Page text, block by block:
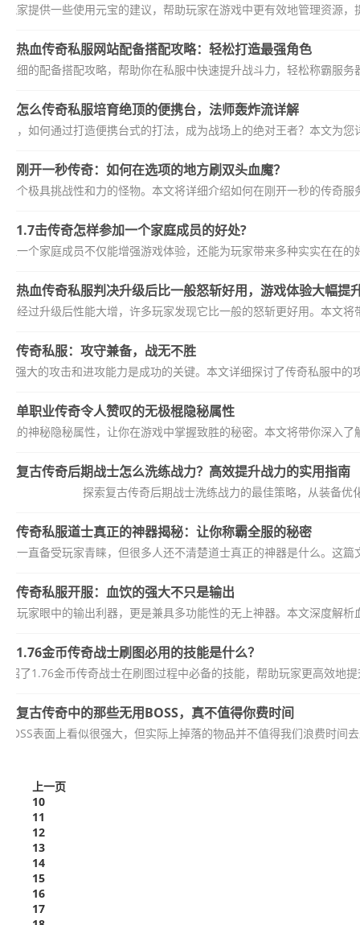
玩家提供一些使用元宝的建议，帮助玩家在游戏中更有效地管理资源
热血传奇私服网站配备搭配攻略：轻松打造最强角色
细的配备搭配攻略，帮助你在私服中快速提升战斗力，轻松称霸服
怎么传奇私服培育绝顶的便携台，法师轰炸流详解
，如何通过打造便携台式的打法，成为战场上的绝对王者？本文为
刚开一秒传奇：如何在选项的地方刷双头血魔？
一个极具挑战性和力的怪物。本文将详细介绍如何在刚开一秒的传奇
1.7击传奇怎样参加一个家庭成员的好处?
入一个家庭成员不仅能增强游戏体验，还能为玩家带来多种实实在在
热血传奇私服判决升级后比一般怒斩好用，游戏体验大幅提
经过升级后性能大增，许多玩家发现它比一般的怒斩更好用。本文
传奇私服：攻守兼备，战无不胜
强大的攻击和进攻能力是成功的关键。本文详细探讨了传奇私服中
单职业传奇令人赞叹的无极棍隐秘属性
棍的神秘隐秘属性，让你在游戏中掌握致胜的秘密。本文将带你深入
复古传奇后期战士怎么洗练战力？高效提升战力的实用指南
探索复古传奇后期战士洗练战力的最佳策略，从装备
传奇私服道士真正的神器揭秘：让你称霸全服的秘密
一直备受玩家青睐，但很多人还不清楚道士真正的神器是什么。这
传奇私服开服：血饮的强大不只是输出
玩家眼中的输出利器，更是兼具多功能性的无上神器。本文深度解
1.76金币传奇战士刷图必用的技能是什么？
绍了1.76金币传奇战士在刷图过程中必备的技能，帮助玩家更高效地
复古传奇中的那些无用BOSS，真不值得你费时间
表面上看似很强大，但实际上掉落的物品并不值得我们浪费时间
上一页
10
11
12
13
14
15
16
17